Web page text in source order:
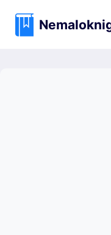
содержимому